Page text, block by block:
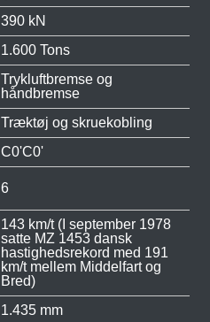
390 kN
1.600 Tons
Trykluftbremse og
håndbremse
Træktøj og skruekobling
C0'C0'
6
143 km/t (I september 1978
satte MZ 1453 dansk
hastighedsrekord med 191
km/t mellem Middelfart og
Bred)
1.435 mm